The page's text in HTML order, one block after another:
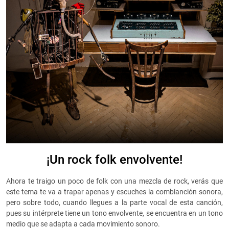
¡Un rock folk envolvente!
Ahora te traigo un poco de folk con una mezcla de rock, verás que
este tema te va a trapar apenas y escuches la combianción sonora,
pero sobre todo, cuando llegues a la parte vocal de esta canción,
pues su intérprete tiene un tono envolvente, se encuentra en un tono
medio que se adapta a cada movimiento sonoro.